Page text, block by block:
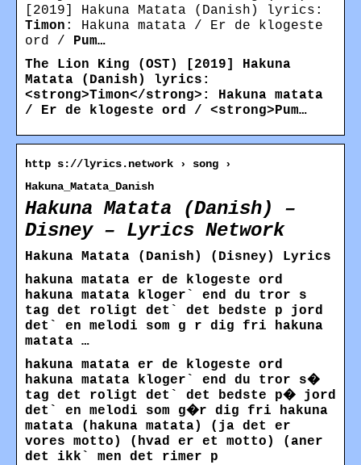
[2019] Hakuna Matata (Danish) lyrics:
Timon : Hakuna matata / Er de klogeste
ord / Pum…
The Lion King (OST) [2019] Hakuna
Matata (Danish) lyrics:
<strong>Timon</strong>: Hakuna matata
/ Er de klogeste ord / <strong>Pum…
http s://lyrics.network › song ›
Hakuna_Matata_Danish
Hakuna Matata (Danish) –
Disney – Lyrics Network
Hakuna Matata (Danish) (Disney) Lyrics
hakuna matata er de klogeste ord
hakuna matata kloger` end du tror s
tag det roligt det` det bedste p jord
det` en melodi som g r dig fri hakuna
matata …
hakuna matata er de klogeste ord
hakuna matata kloger` end du tror s�
tag det roligt det` det bedste p� jord
det` en melodi som g�r dig fri hakuna
matata (hakuna matata) (ja det er
vores motto) (hvad er et motto) (aner
det ikk` men det rimer p